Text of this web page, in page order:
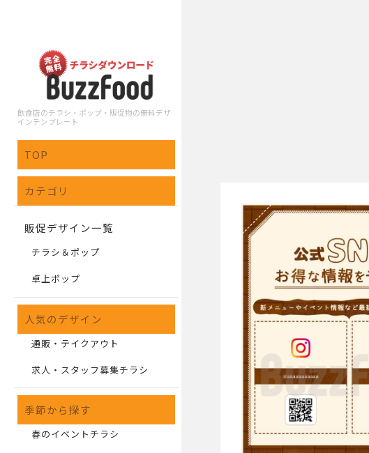
飲食店のチラシ・ポップ・販促物の無料デザ
インテンプレート
TOP
カテゴリ
販促デザイン一覧
チラシ＆ポップ
卓上ポップ
人気のデザイン
通販・テイクアウト
求人・スタッフ募集チラシ
季節から探す
春のイベントチラシ